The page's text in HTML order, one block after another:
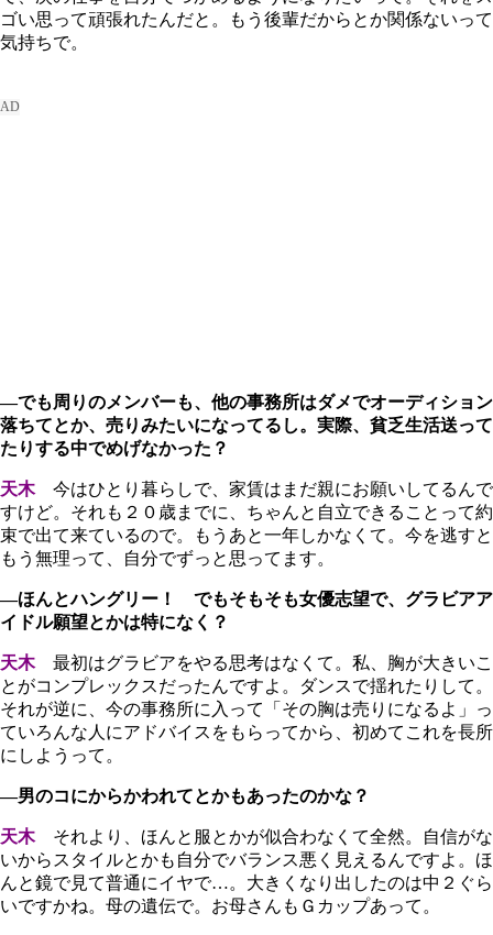
ゴい思って頑張れたんだと。もう後輩だからとか関係ないって
気持ちで。
―でも周りのメンバーも、他の事務所はダメでオーディション
落ちてとか、売りみたいになってるし。実際、貧乏生活送って
たりする中でめげなかった？
天木今はひとり暮らしで、家賃はまだ親にお願いしてるんで
すけど。それも２０歳までに、ちゃんと自立できることって約
束で出て来ているので。もうあと一年しかなくて。今を逃すと
もう無理って、自分でずっと思ってます。
―ほんとハングリー！ でもそもそも女優志望で、グラビアア
イドル願望とかは特になく？
天木最初はグラビアをやる思考はなくて。私、胸が大きいこ
とがコンプレックスだったんですよ。ダンスで揺れたりして。
それが逆に、今の事務所に入って「その胸は売りになるよ」っ
ていろんな人にアドバイスをもらってから、初めてこれを長所
にしようって。
―男のコにからかわれてとかもあったのかな？
天木それより、ほんと服とかが似合わなくて全然。自信がな
いからスタイルとかも自分でバランス悪く見えるんですよ。ほ
んと鏡で見て普通にイヤで…。大きくなり出したのは中２ぐら
いですかね。母の遺伝で。お母さんもＧカップあって。